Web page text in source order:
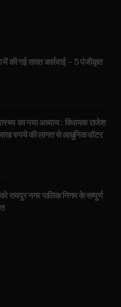
में की गई सख्त कार्रवाई – 5 पंजीकृत
का नया अध्याय : विधायक राजेश
रुपये की लागत से आधुनिक वॉटर
रायपुर नगर पालिक निगम के सम्पूर्ण